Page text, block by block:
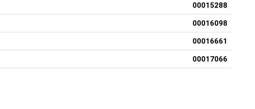
00015288
00016098
00016661
00017066